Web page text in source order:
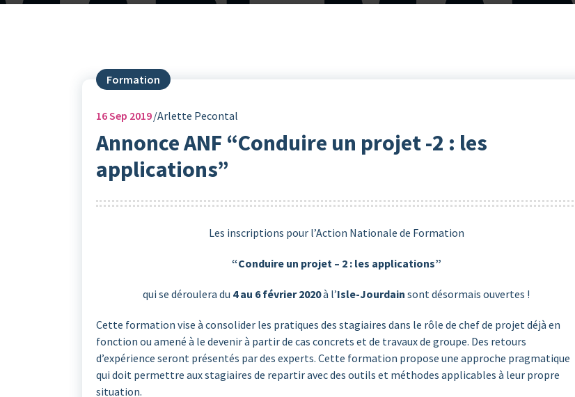
Formation
16Sep 2019 Arlette Pecontal
Annonce ANF “Conduire un projet -2 : les
applications”
Les inscriptions pour l’Action Nationale de Formation
“Conduire un projet – 2 : les applications”
qui se déroulera du 4 au 6 février 2020à l’Isle-Jourdainsont désormais ouvertes !
Cette formation vise à consolider les pratiques des stagiaires dans le rôle de chef de projet déjà en
fonction ou amené à le devenir à partir de cas concrets et de travaux de groupe. Des retours
d’expérience seront présentés par des experts. Cette formation propose une approche pragmatique
qui doit permettre aux stagiaires de repartir avec des outils et méthodes applicables à leur propre
situation.